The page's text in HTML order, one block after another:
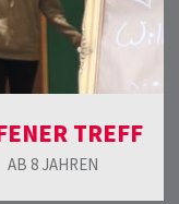
TREFF
AB 8 JAHREN